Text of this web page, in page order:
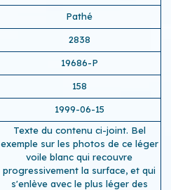
Pathé
2838
19686-P
158
1999-06-15
Texte du contenu ci-joint. Bel
exemple sur les photos de ce léger
voile blanc qui recouvre
progressivement la surface, et qui
s'enlève avec le plus léger des